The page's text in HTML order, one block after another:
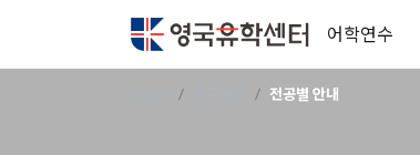
어학연수
전공별 안내